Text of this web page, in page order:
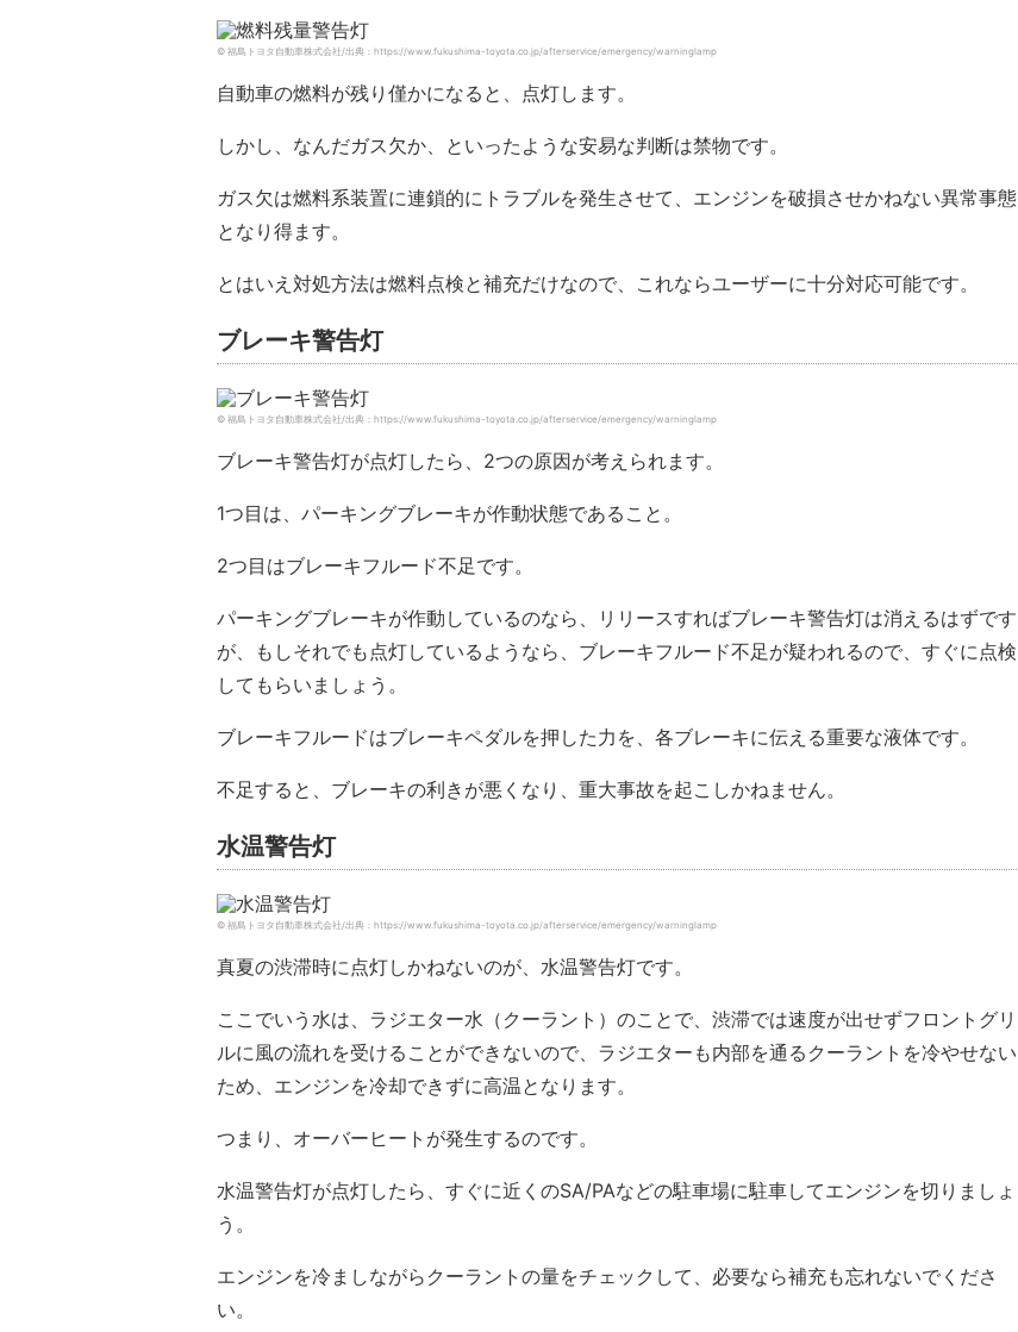
© 福島トヨタ自動車株式会社/出典：https://www.fukushima-toyota.co.jp/afterservice/emergency/warninglamp
自動車の燃料が残り僅かになると、点灯します。
しかし、なんだガス欠か、といったような安易な判断は禁物です。
ガス欠は燃料系装置に連鎖的にトラブルを発生させて、エンジンを破損させかねない異常事態
となり得ます。
とはいえ対処方法は燃料点検と補充だけなので、これならユーザーに十分対応可能です。
ブレーキ警告灯
© 福島トヨタ自動車株式会社/出典：https://www.fukushima-toyota.co.jp/afterservice/emergency/warninglamp
ブレーキ警告灯が点灯したら、2つの原因が考えられます。
1つ目は、パーキングブレーキが作動状態であること。
2つ目はブレーキフルード不足です。
パーキングブレーキが作動しているのなら、リリースすればブレーキ警告灯は消えるはずです
が、もしそれでも点灯しているようなら、ブレーキフルード不足が疑われるので、すぐに点検
してもらいましょう。
ブレーキフルードはブレーキペダルを押した力を、各ブレーキに伝える重要な液体です。
不足すると、ブレーキの利きが悪くなり、重大事故を起こしかねません。
水温警告灯
© 福島トヨタ自動車株式会社/出典：https://www.fukushima-toyota.co.jp/afterservice/emergency/warninglamp
真夏の渋滞時に点灯しかねないのが、水温警告灯です。
ここでいう水は、ラジエター水（クーラント）のことで、渋滞では速度が出せずフロントグリ
ルに風の流れを受けることができないので、ラジエターも内部を通るクーラントを冷やせない
ため、エンジンを冷却できずに高温となります。
つまり、オーバーヒートが発生するのです。
水温警告灯が点灯したら、すぐに近くのSA/PAなどの駐車場に駐車してエンジンを切りましょ
う。
エンジンを冷ましながらクーラントの量をチェックして、必要なら補充も忘れないでくださ
い。